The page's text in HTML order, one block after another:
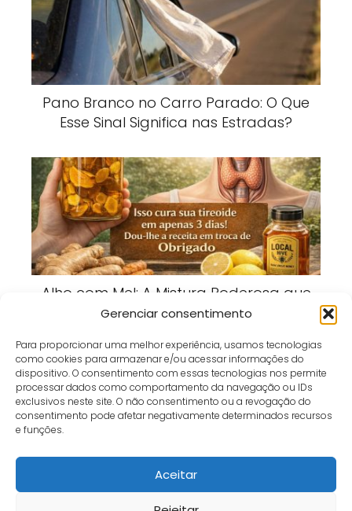
Gerenciar consentimento
Para proporcionar uma melhor experiência, usamos tecnologias
como cookies para armazenar e/ou acessar informações do
dispositivo. O consentimento com essas tecnologias nos permite
processar dados como comportamento da navegação ou IDs
exclusivos neste site. O não consentimento ou a revogação do
consentimento pode afetar negativamente determinados recursos
e funções.
Aceitar
Pano Branco no Carro Parado: O Que
Esse Sinal Significa nas Estradas?
Alho com Mel: A Mistura Poderosa que
Está Conquistando Quem Busca Mais
Café e Gol receita
Bolinho Papudo da Vovó Mineira: Receita da Roça que
Encanta Gerações
Política de Privacidade
Sobre
Fale Conosco